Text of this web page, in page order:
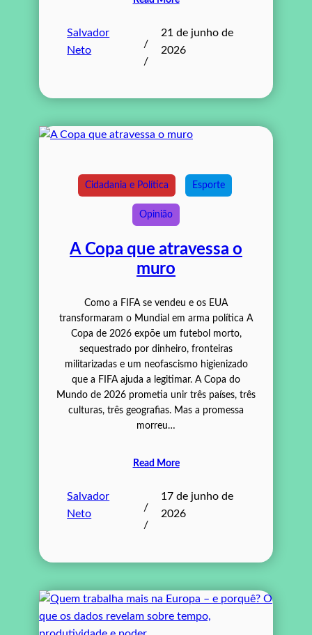
Salvador
Neto
/
/
21 de junho de
2026
Cidadania e Política Esporte
Opinião
A Copa que atravessa o
muro
Como a FIFA se vendeu e os EUA
transformaram o Mundial em arma política A
Copa de 2026 expõe um futebol morto,
sequestrado por dinheiro, fronteiras
militarizadas e um neofascismo higienizado
que a FIFA ajuda a legitimar. A Copa do
Mundo de 2026 prometia unir três países, três
culturas, três geografias. Mas a promessa
morreu…
Read More
Salvador
Neto
/
/
17 de junho de
2026